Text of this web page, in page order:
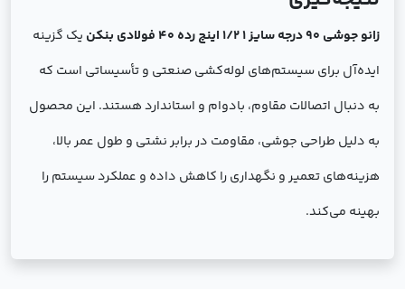
زانو جوشی 90 درجه سایز 1 1/2 اینچ رده 40 فولادی بنکن
یک گزینه
ایده‌آل برای سیستم‌های لوله‌کشی صنعتی و تأسیساتی است که
به دنبال اتصالات مقاوم، بادوام و استاندارد هستند. این محصول
به دلیل طراحی جوشی، مقاومت در برابر نشتی و طول عمر بالا،
هزینه‌های تعمیر و نگهداری را کاهش داده و عملکرد سیستم را
بهینه می‌کند.